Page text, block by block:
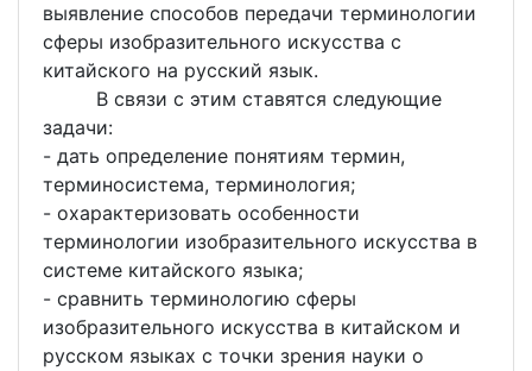
выявление способов передачи терминологии
сферы изобразительного искусства с
китайского на русский язык.
В связи с этим ставятся следующие
задачи:
- дать определение понятиям термин,
терминосистема, терминология;
- охарактеризовать особенности
терминологии изобразительного искусства в
системе китайского языка;
- сравнить терминологию сферы
изобразительного искусства в китайском и
русском языках с точки зрения науки о